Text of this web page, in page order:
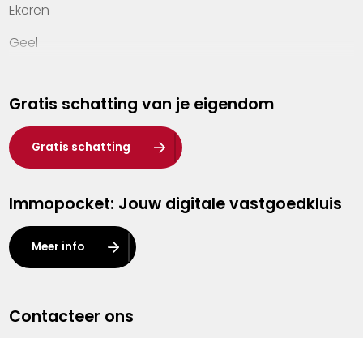
Ekeren
Geel
Hasselt
Heist-op-den-Berg
Herentals
Kalmthout
Leuven
Lier
Gratis schatting van je eigendom
Gratis schatting
Immopocket: Jouw digitale vastgoedkluis
Meer info
Contacteer ons